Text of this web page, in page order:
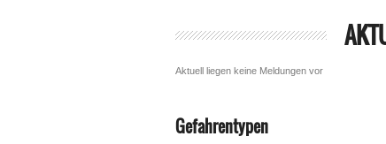
Aktuell liegen keine Meldungen vor
Gefahrentypen